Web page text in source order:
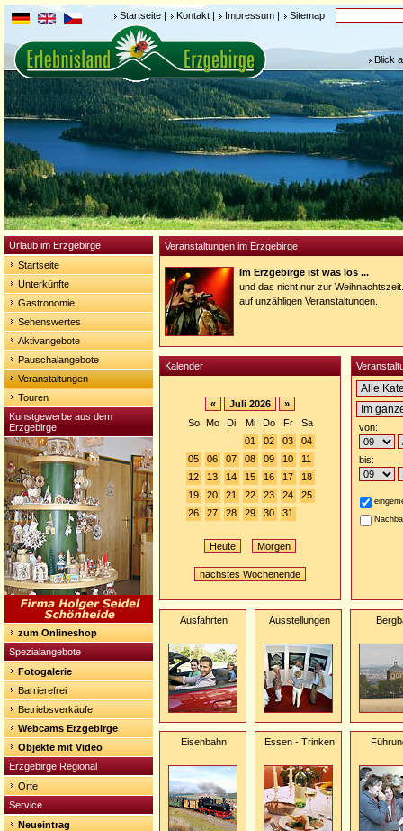
Startseite | Kontakt | Impressum | Sitemap
Blick
Urlaub im Erzgebirge
Startseite
Unterkünfte
Gastronomie
Sehenswertes
Aktivangebote
Pauschalangebote
Veranstaltungen
Touren
Kunstgewerbe aus dem
Erzgebirge
zum Onlineshop
Spezialangebote
Fotogalerie
Barrierefrei
Betriebsverkäufe
Webcams Erzgebirge
Objekte mit Video
Erzgebirge Regional
Orte
Service
Neueintrag
Veranstaltungen im Erzgebirge
Im Erzgebirge ist was los ...
und das nicht nur zur
auf unzähligen Veranstaltungen.
Kalender
« Juli 2026
»
So
Mo Di Mi Do Fr
Sa
01
02 03
04
05
06 07 08 09 10
11
12
13 14 15 16 17
18
19
20 21 22 23 24
25
26
27 28 29 30 31
Heute Morgen
nächstes Wochenende
von:
bis:
Ausfahrten Ausstellungen
Eisenbahn Essen - Trinken